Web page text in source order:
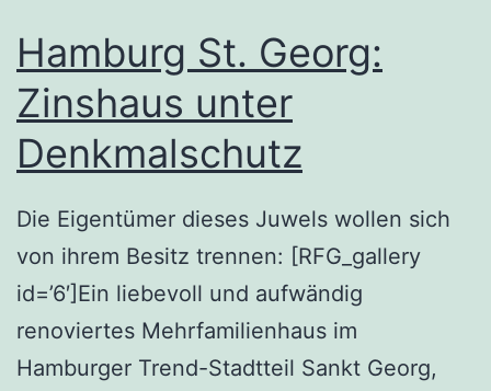
Hamburg St. Georg:
Zinshaus unter
Denkmalschutz
Die Eigentümer dieses Juwels wollen sich
von ihrem Besitz trennen: [RFG_gallery
id=’6′]Ein liebevoll und aufwändig
renoviertes Mehrfamilienhaus im
Hamburger Trend-Stadtteil Sankt Georg,